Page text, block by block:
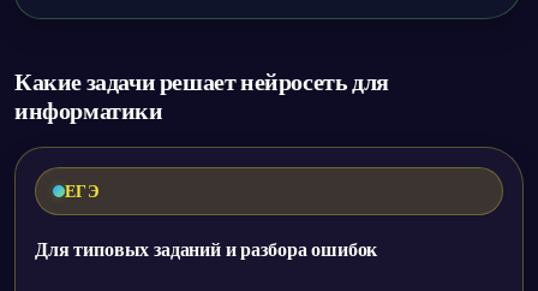
Какие задачи решает нейросеть для
информатики
ЕГЭ
Для типовых заданий и разбора ошибок